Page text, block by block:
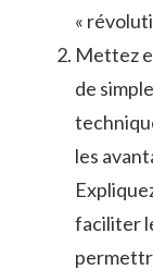
«
Mettez‌
de
les
faciliter